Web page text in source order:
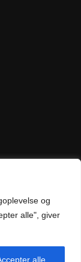
og
alle", giver
alle